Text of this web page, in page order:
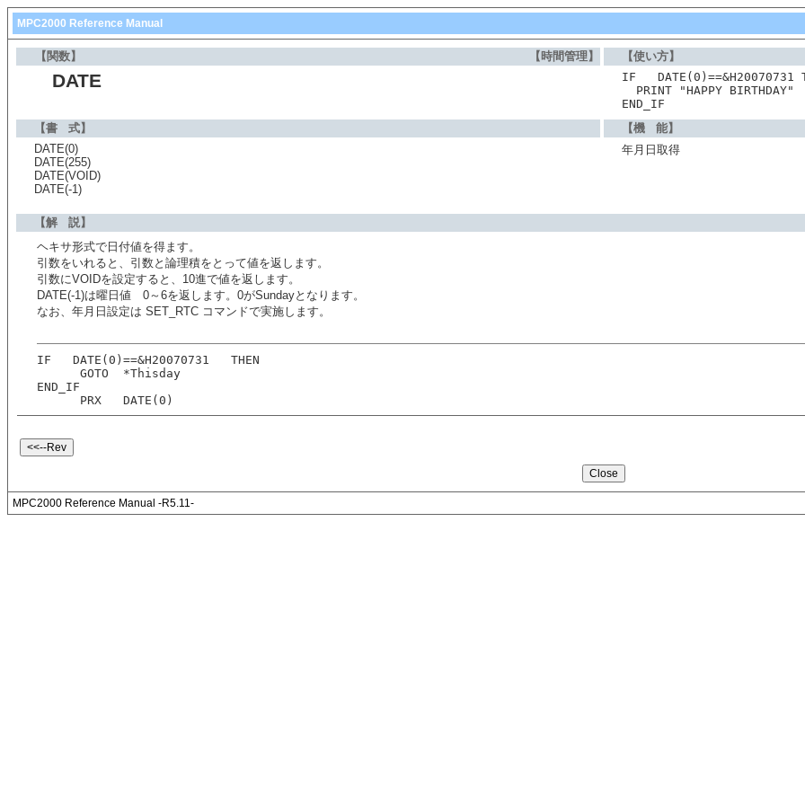
MPC2000 Reference Manual
【関数】 【時間管理】 【使い方】
DATE
IF   DATE(0)==&H20070731
  PRINT "HAPPY BIRTHDAY"
END_IF
【書 式】
【機 能】
DATE(0)
DATE(255)
DATE(VOID)
DATE(-1)
年月日取得
【解 説】
ヘキサ形式で日付値を得ます。
引数をいれると、引数と論理積をとって値を返します。
引数にVOIDを設定すると、10進で値を返します。
DATE(-1)は曜日値 0～6を返します。0がSundayとなります。
なお、年月日設定は SET_RTC コマンドで実施します。
IF   DATE(0)==&H20070731   THEN
      GOTO  *Thisday
END_IF
      PRX   DATE(0)
MPC2000 Reference Manual -R5.11-